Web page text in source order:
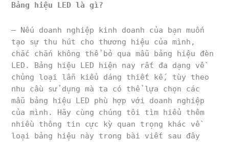
Bảng hiệu LED là gì?
– Nếu doanh nghiệp kinh doanh của bạn muốn
tạo sự thu hút cho thương hiệu của mình,
chắc chắn không thể bỏ qua mẫu bảng hiệu đèn
LED. Bảng hiệu LED hiện nay rất đa dạng về
chủng loại lẫn kiểu dáng thiết kế, tùy theo
nhu cầu sử dụng mà ta có thể lựa chọn các
mẫu bảng hiệu LED phù hợp với doanh nghiệp
của mình. Hãy cùng chúng tôi tìm hiểu thêm
nhiều thông tin cực kỳ quan trọng khác về
loại bảng hiệu này trong bài viết sau đây